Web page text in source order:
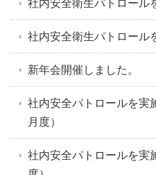
社内安全衛生パトロール
社内安全衛生パトロール
新年会開催しました。
社内安全パトロールを実
月度）
社内安全パトロールを実